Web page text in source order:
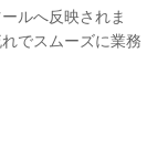
ルへ反映されま
でスムーズに業務